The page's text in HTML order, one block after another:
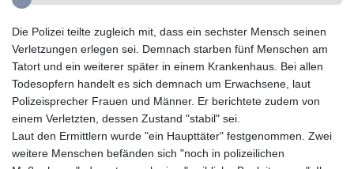
Die Polizei teilte zugleich mit, dass ein sechster Mensch seinen
Verletzungen erlegen sei. Demnach starben fünf Menschen am
Tatort und ein weiterer später in einem Krankenhaus. Bei allen
Todesopfern handelt es sich demnach um Erwachsene, laut
Polizeisprecher Frauen und Männer. Er berichtete zudem von
einem Verletzten, dessen Zustand "stabil" sei.
Laut den Ermittlern wurde "ein Haupttäter" festgenommen. Zwei
weitere Menschen befänden sich "noch in polizeilichen